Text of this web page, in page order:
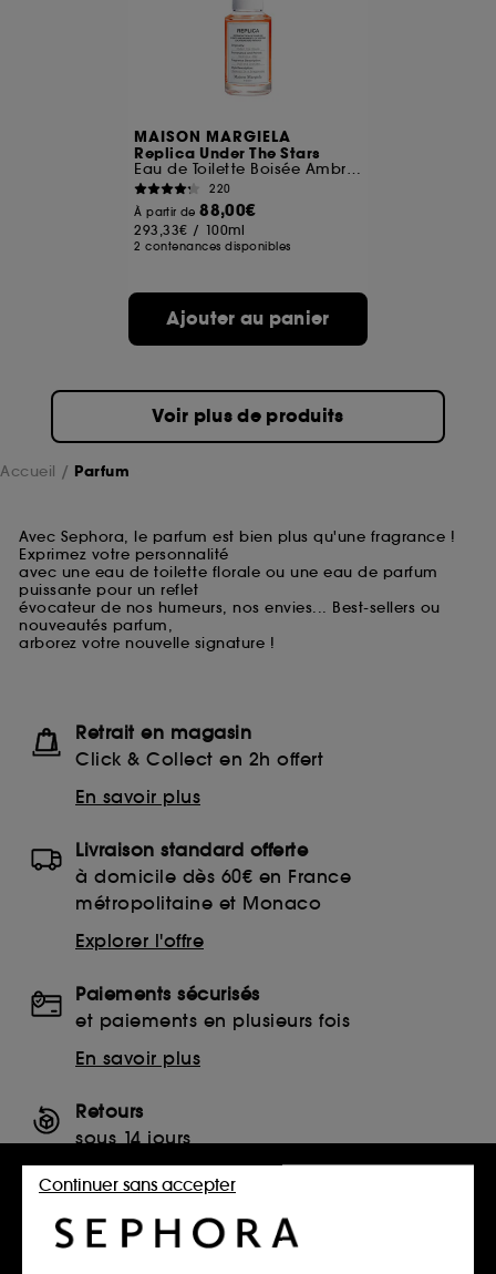
MAISON MARGIELA
Replica Under The Stars
Eau de Toilette Boisée Ambrée
220
À partir de88,00€
293,33€ / 100ml
2 contenances disponibles
Ajouter au panier
Voir plus de produits
Accueil Parfum
Avec Sephora, le parfum est bien plus qu'une fragrance !
Exprimez votre personnalité
avec une eau de toilette florale ou une eau de parfum
puissante pour un reflet
évocateur de nos humeurs, nos envies... Best-sellers ou
nouveautés parfum,
arborez votre nouvelle signature !
Retrait en magasin
Click & Collect en 2h offert
En savoir plus
Livraison standard offerte
à domicile dès 60€ en France
métropolitaine et Monaco
Explorer l'offre
Paiements sécurisés
et paiements en plusieurs fois
En savoir plus
Retours
sous 14 jours
Retourner mon article
SERVICES, CONTACT ET CONDITIONS DES OFFRES
Continuer sans accepter